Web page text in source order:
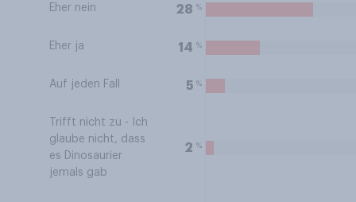
Eher nein 28 %
Eher ja 14 %
Auf jeden Fall 5 %
Trifft nicht zu - Ich
glaube nicht, dass
es Dinosaurier
jemals gab
2 %